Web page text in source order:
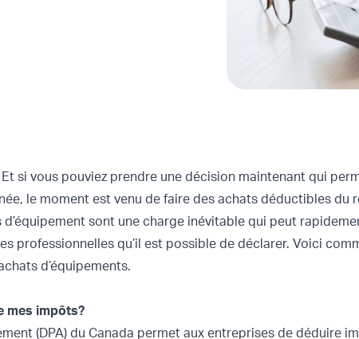
si vous pouviez prendre une décision maintenant qui
le moment est venu de faire des achats déductibles du
sont une charge inévitable qui peut
professionnelles qu’il est possible de déclarer. Voici
d’équipements.
mes impôts?
(DPA) du Canada permet aux entreprises de déduire